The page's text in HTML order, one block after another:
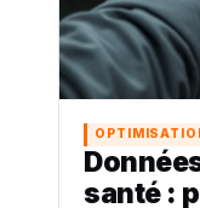
santé :